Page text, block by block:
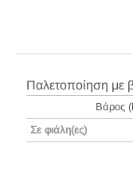
Παλετοποίηση με
Βάρος
Σε φιάλη(ες)